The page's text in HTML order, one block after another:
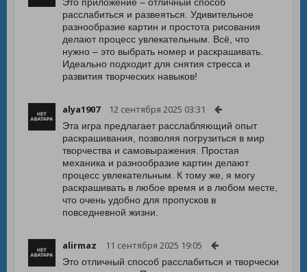
расслабиться и развеяться. Удивительное
разнообразие картин и простота рисования
делают процесс увлекательным. Всё, что
нужно – это выбрать номер и раскрашивать.
Идеально подходит для снятия стресса и
развития творческих навыков!
alya1907 12 сентября 2025 03:31
Эта игра предлагает расслабляющий опыт
раскрашивания, позволяя погрузиться в мир
творчества и самовыражения. Простая
механика и разнообразие картин делают
процесс увлекательным. К тому же, я могу
раскрашивать в любое время и в любом месте,
что очень удобно для пропусков в
повседневной жизни.
alirmaz 11 сентября 2025 19:05
Это отличный способ расслабиться и творчески